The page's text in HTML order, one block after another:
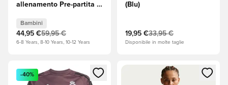
allenamento Pre-partita -
(Giallo)/Team Red (Rosso)
Bambini
Bambini
44,95 €59,95 €
6-8 Years, 8-10 Years, 10-12 Years
(Blu)
19,95 €33,95 €
Disponibile in molte taglie
Apre una finestra modale per accedere o registrarsi come
-40%
Apre una finestra modale